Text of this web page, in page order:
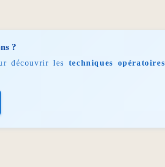
?
découvrir les techniques opératoires